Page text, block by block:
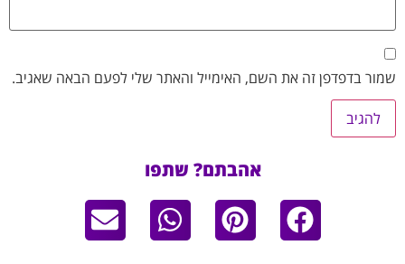
שמור בדפדפן זה את השם, האימייל והאתר שלי לפעם הבאה שאגיב.
אהבתם? שתפו